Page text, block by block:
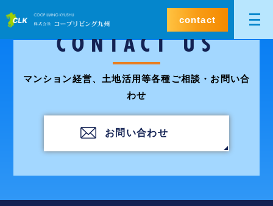
contact
CONTACT US
マンション経営、土地活用等各種ご相談・お問い合
わせ
お問い合わせ